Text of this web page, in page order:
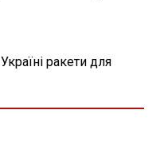
ракети для